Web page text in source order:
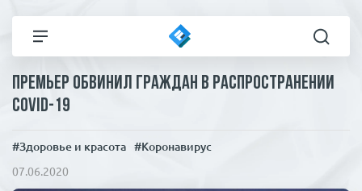
Все новости Технологии
Премьер обвинил граждан в распространении
COVID-19
#Здоровье и красота
#Коронавирус
07.06.2020